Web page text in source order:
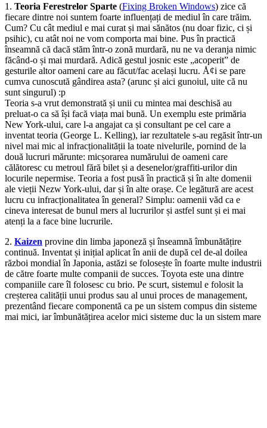
1. Teoria Ferestrelor Sparte (Fixing Broken Windows) zice că
fiecare dintre noi suntem foarte influențați de mediul în care trăim.
Cum? Cu cât mediul e mai curat și mai sănătos (nu doar fizic, ci și
psihic), cu atât noi ne vom comporta mai bine. Pus în practică
înseamnă că dacă stăm într-o zonă murdară, nu ne va deranja nimic
făcând-o și mai murdară. Adică gestul josnic este „acoperit” de
gesturile altor oameni care au făcut/fac același lucru. Å¢i se pare
cumva cunoscută gândirea asta? (arunc și aici gunoiul, uite că nu
sunt singurul) :p
Teoria s-a vrut demonstrată și unii cu mintea mai deschisă au
preluat-o ca să își facă viața mai bună. Un exemplu este primăria
New York-ului, care l-a angajat ca și consultant pe cel care a
inventat teoria (George L. Kelling), iar rezultatele s-au regăsit într-un
nivel mai mic al infracționalității la toate nivelurile, pornind de la
două lucruri mărunte: micșorarea numărului de oameni care
călătoresc cu metroul fără bilet și a desenelor/graffiti-urilor din
locurile nepermise. Teoria a fost pusă în practică și în alte domenii
ale vieții Nezw York-ului, dar și în alte orașe. Ce legătură are acest
lucru cu infracționalitatea în general? Simplu: oamenii văd ca e
cineva interesat de bunul mers al lucrurilor și astfel sunt și ei mai
atenți la a face bine lucrurile.
2. Kaizen provine din limba japoneză și înseamnă îmbunătățire
continuă. Inventat și inițial aplicat în anii de după cel de-al doilea
război mondial în Japonia, astăzi se folosește în foarte multe industrii
de către foarte multe companii de succes. Toyota este una dintre
companiile care îl folosesc cu brio. Pe scurt, sistemul e folosit la
creșterea calității unui produs sau al unui proces de management,
prezentând fiecare componentă ca pe un sistem compus din sisteme
mai mici, iar îmbunătățirea acelor mici sisteme duc la un sistem mare